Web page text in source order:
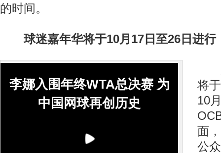
的时间。
球迷嘉年华将于10月17日至26日进行
李娜入围年终WTA总决赛 为
中国网球再创历史
将
10
面
公